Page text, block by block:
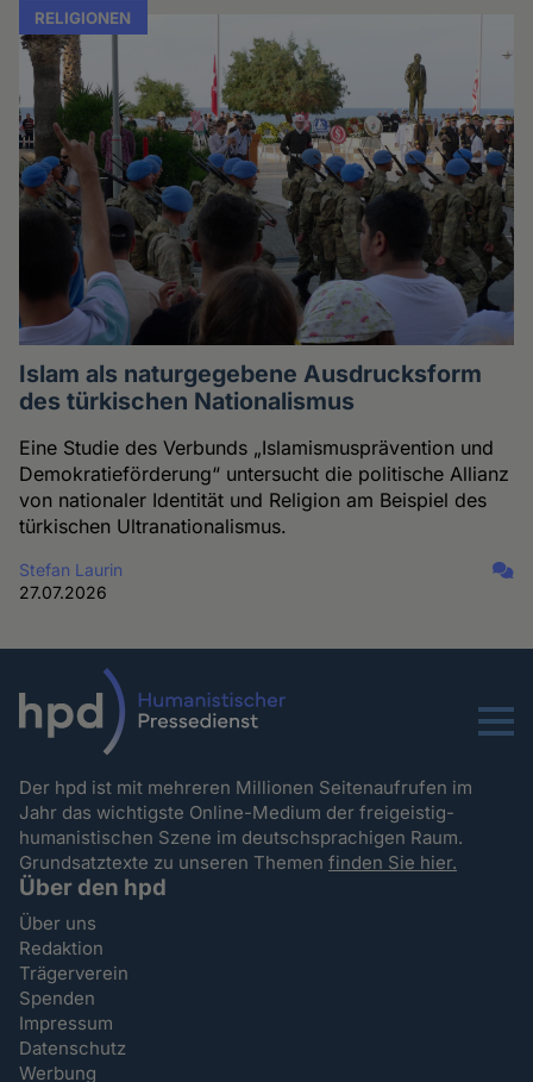
RELIGIONEN
Islam als naturgegebene Ausdrucksform
des türkischen Nationalismus
Eine Studie des Verbunds „Islamismusprävention und
Demokratieförderung“ untersucht die politische Allianz
von nationaler Identität und Religion am Beispiel des
türkischen Ultranationalismus.
Stefan Laurin
27.07.2026
Menu
Der hpd ist mit mehreren Millionen Seitenaufrufen im
Jahr das wichtigste Online-Medium der freigeistig-
humanistischen Szene im deutschsprachigen Raum.
Grundsatztexte zu unseren Themenfinden Sie hier.
Über den hpd
Über uns
Redaktion
Trägerverein
Spenden
Impressum
Datenschutz
Werbung